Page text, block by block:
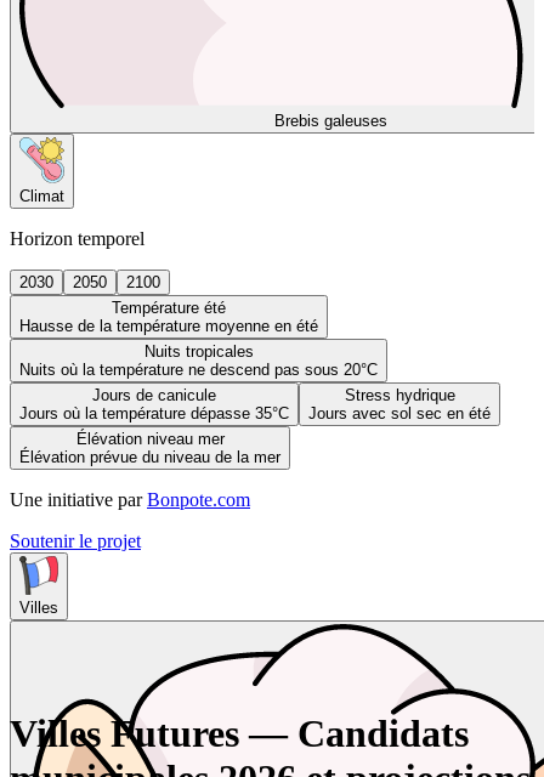
Brebis galeuses
Climat
Horizon temporel
2030 2050
2100
Température été
Hausse de la température moyenne en été
Nuits tropicales
Nuits où la température ne descend pas sous 20°C
Jours de canicule
Jours où la température dépasse 35°C
Stress hydrique
Jours avec sol sec en été
Élévation niveau mer
Élévation prévue du niveau de la mer
Une initiative par Bonpote.com
Soutenir le projet
Villes
Villes Futures — Candidats